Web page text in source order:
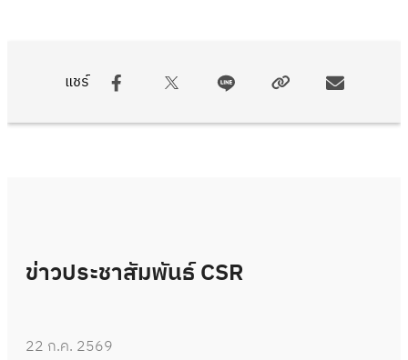
แชร์
ข่าวประชาสัมพันธ์ CSR
22 ก.ค. 2569